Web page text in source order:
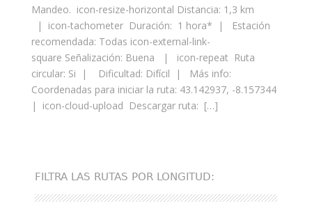
Mandeo. icon-resize-horizontal Distancia: 1,3 km
| icon-tachometer Duración: 1 hora* | Estación
recomendada: Todas icon-external-link-
square Señalización: Buena | icon-repeat Ruta
circular: Si | Dificultad: Difícil | Más info:
Coordenadas para iniciar la ruta: 43.142937, -8.157344
| icon-cloud-upload Descargar ruta: […]
FILTRA LAS RUTAS POR LONGITUD: